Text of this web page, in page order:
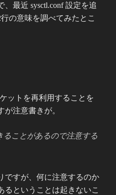
最近 sysctl.conf 設定を追
の意味を調べてみたとこ
ットを再利用することを
注意書きが。
ることがあるので注意する
ですが、何に注意するのか
るということは起きないこ